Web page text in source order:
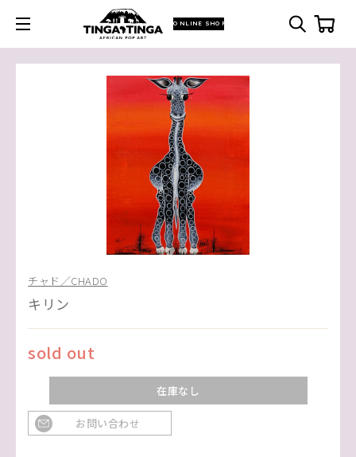
ONLINE SHOP
チャド／CHADO
キリン
sold out
在庫なし
お問い合わせ